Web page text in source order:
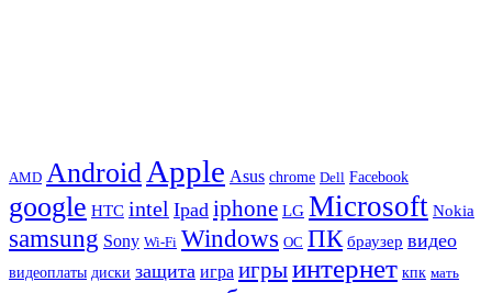
AMD Android Apple Asus chrome Dell Facebook
google HTC intel Ipad iphone LG Microsoft Nokia
samsung Sony Wi-Fi Windows ОС ПК браузер видео
видеоплаты диски защита игра игрыинтернет кпк мать